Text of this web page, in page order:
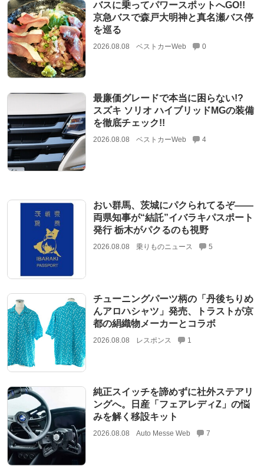
バスに乗ってパワースポットへGO!!
京急バスで森戸大明神と真名瀬バス停
を巡る
2026.08.08 ベストカーWeb 0
最廉価グレードで本当に困らない!?
スズキ ソリオ ハイブリッドMGの装備
を徹底チェック!!
2026.08.08 ベストカーWeb 4
おい群馬、茨城にパクられてるぞ――
両県知事が“結託”イバラキパスポート
発行 栃木がパクるのも視野
2026.08.08 乗りものニュース 5
チューニングパーツ柄の「丹後ちりめ
んアロハシャツ」発売、トラストが京
都の絹織物メーカーとコラボ
2026.08.08 レスポンス 1
純正スイッチを諦めずに社外ステアリ
ングへ。日産「フェアレディZ」の悩
みを解く移設キット
2026.08.08 Auto Messe Web 7